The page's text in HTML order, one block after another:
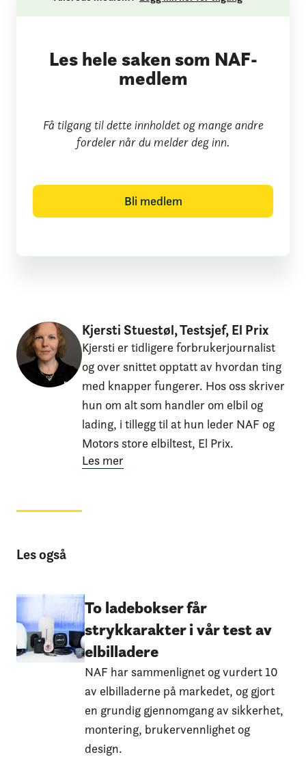
Les hele saken som NAF-
medlem
Få tilgang til dette innholdet og mange andre
fordeler når du melder deg inn.
Bli medlem
Kjersti Stuestøl, Testsjef, El Prix
Kjersti er tidligere forbrukerjournalist
og over snittet opptatt av hvordan ting
med knapper fungerer. Hos oss skriver
hun om alt som handler om elbil og
lading, i tillegg til at hun leder NAF og
Motors store elbiltest, El Prix.
Les mer
Les også
To ladebokser får
strykkarakter i vår test av
elbilladere
NAF har sammenlignet og vurdert 10
av elbilladerne på markedet, og gjort
en grundig gjennomgang av sikkerhet,
montering, brukervennlighet og
design.